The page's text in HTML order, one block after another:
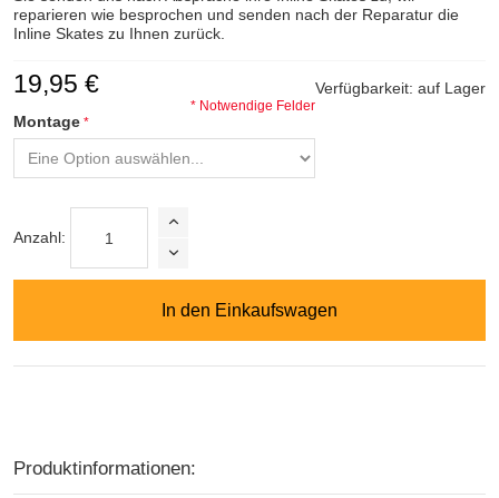
reparieren wie besprochen und senden nach der Reparatur die
Inline Skates zu Ihnen zurück.
Verfügbarkeit: auf Lager
19,95 €
Montage
* Notwendige Felder
Anzahl:
In den Einkaufswagen
Produktinformationen: